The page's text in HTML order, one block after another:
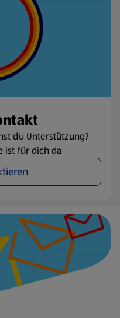
du Unterstützung?
ist für dich da